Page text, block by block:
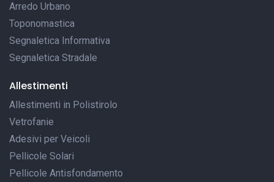
Arredo Urbano
Toponomastica
Segnaletica Informativa
Segnaletica Stradale
Allestimenti
Allestimenti in Polistirolo
Vetrofanie
Adesivi per Veicoli
Pellicole Solari
Pellicole Antisfondamento